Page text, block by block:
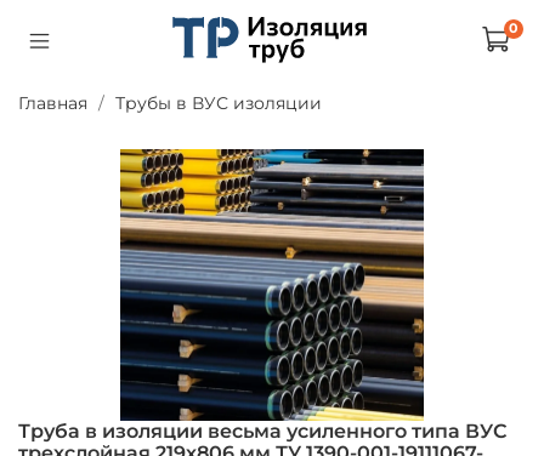
0
Главная Трубы в ВУС изоляции
Труба в изоляции весьма усиленного типа ВУС